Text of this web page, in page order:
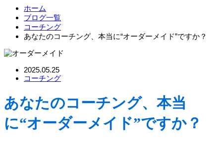
ホーム
ブログ一覧
コーチング
あなたのコーチング、本当に“オーダーメイド”ですか？
2025.05.25
コーチング
あなたのコーチング、本当
に“オーダーメイド”ですか？